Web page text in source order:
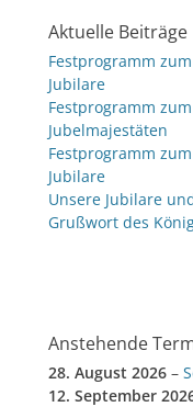
Aktuelle Beiträge
Festprogramm
Jubilare
Festprogramm
Jubelmajestäten
Festprogramm
Jubilare
Unsere Jubilare
Grußwort des
Anstehende
28. August 2026 –
12. September